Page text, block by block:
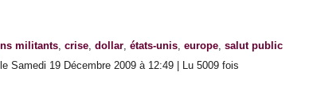
militants, crise, dollar, états-unis, europe, salut public
Samedi 19 Décembre 2009 à 12:49 | Lu 5009 fois